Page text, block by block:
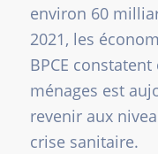
environ 60
2021, les
BPCE
ménages est
revenir aux
crise sanitaire.